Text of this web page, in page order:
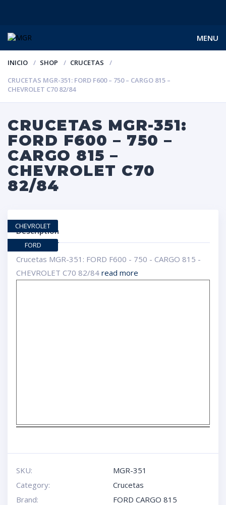
MENU
INICIO SHOP
CRUCETAS
CRUCETAS MGR-351: FORD F600 – 750 – CARGO 815 –
CHEVROLET C70 82/84
CRUCETAS MGR-351:
FORD F600 – 750 –
CARGO 815 –
CHEVROLET C70
82/84
Description
Crucetas MGR-351: FORD F600 - 750 - CARGO 815 -
CHEVROLET C70 82/84 read more
SKU:
MGR-351
Category:
Crucetas
Brand:
FORD CARGO 815
CHEVROLET
FORD